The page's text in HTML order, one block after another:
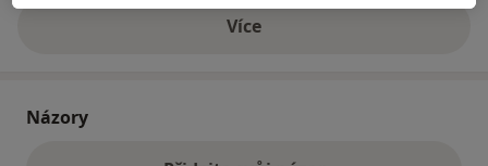
Víceo adrese
Názory